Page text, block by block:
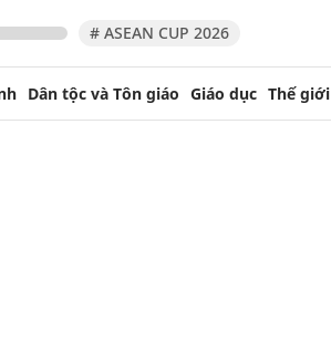
# ASEAN CUP 2026
Dân tộc và Tôn giáo Giáo dục Thế giới